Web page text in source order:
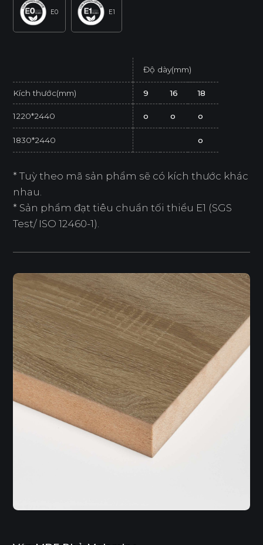
E0 E1
Độ dày(mm)
Kích thước(mm) 9 16 18
1220*2440 o o o
1830*2440 o
* Tuỳ theo mã sản phẩm sẽ có kích thước khác
nhau.
* Sản phẩm đạt tiêu chuẩn tối thiểu E1 (SGS
Test/ ISO 12460-1).